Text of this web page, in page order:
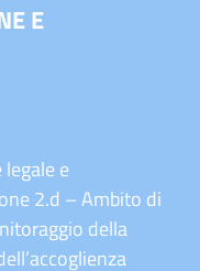
E
e
2.d – Ambito di
della